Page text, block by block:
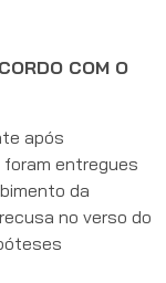
COM O
após
entregues
da
no verso do